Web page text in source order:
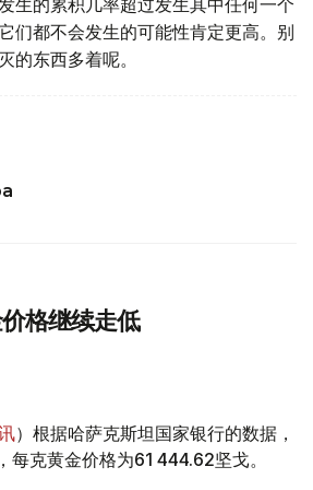
们都不会发生的可能性肯定更高。别
的东西多着呢。
格继续走低
）根据哈萨克斯坦国家银行的数据，
克黄金价格为61 444.62坚戈。